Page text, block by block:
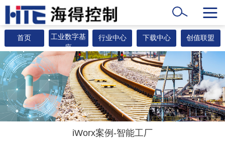
首页
工业数字基
座
行业中心 下载中心 创值联盟
iWorx案例-智能工厂